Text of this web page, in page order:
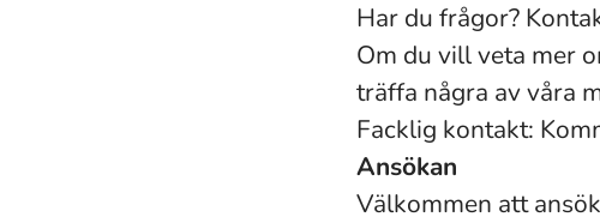
Har du frågor?
Om du vill veta mer
träffa några av våra
Facklig kontakt:
Ansökan
Välkommen att